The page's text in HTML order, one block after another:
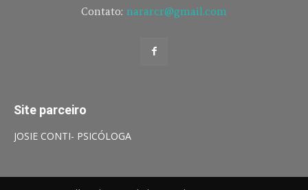
Contato: nararcr@gmail.com
Site parceiro
JOSIE CONTI- PSICÓLOGA